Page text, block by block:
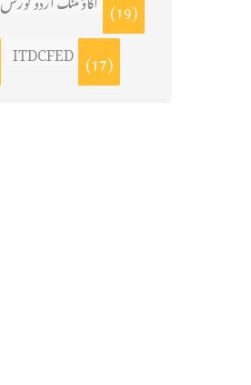
(19)
ITDCFED (17)